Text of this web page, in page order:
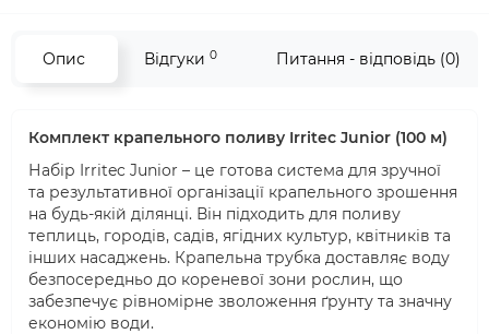
Опис Відгуки 0 Питання - відповідь (0)
Комплект крапельного поливу Irritec Junior (100 м)
Набір Irritec Junior – це готова система для зручної
та результативної організації крапельного зрошення
на будь-якій ділянці. Він підходить для поливу
теплиць, городів, садів, ягідних культур, квітників та
інших насаджень. Крапельна трубка доставляє воду
безпосередньо до кореневої зони рослин, що
забезпечує рівномірне зволоження ґрунту та значну
економію води.